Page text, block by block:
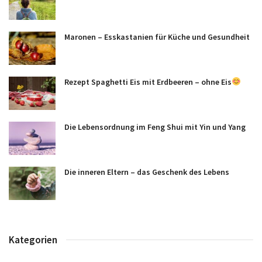
Maronen – Esskastanien für Küche und Gesundheit
Rezept Spaghetti Eis mit Erdbeeren – ohne Eis
Die Lebensordnung im Feng Shui mit Yin und Yang
Die inneren Eltern – das Geschenk des Lebens
Kategorien